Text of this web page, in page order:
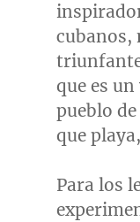
cubanos,
que es
pueblo de
que
Para los